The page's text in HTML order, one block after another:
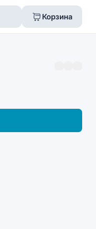
Корзина